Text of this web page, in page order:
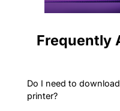
Frequently
Do I need to
printer?